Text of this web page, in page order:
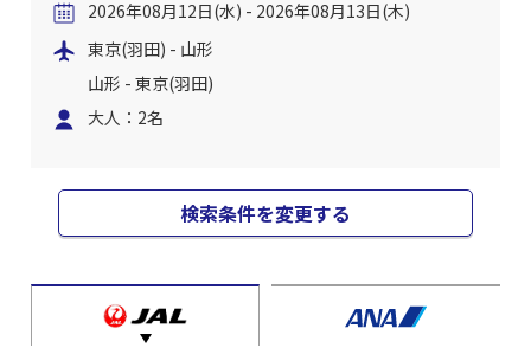
2026年08月12日(水) - 2026年08月13日(木)
東京(羽田) - 山形
山形 - 東京(羽田)
大人：2名
検索条件を変更する